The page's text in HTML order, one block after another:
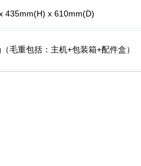
435mm(H) x 610mm(D)
毛重包括：主机+包装箱+配件盒）